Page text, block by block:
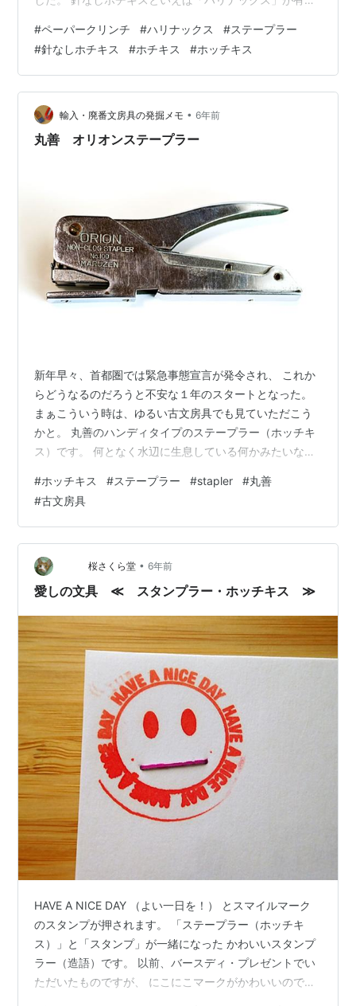
ト）」を購入しました。 www.kokuyo-st.co.jp 矢印状の
とじ穴が外れにくそうでいいなと思って買ったはいいも
のの、上手く扱うことができませんでした。 親指でレバ
ーを押し込む力が必要で、上手く押し込めなくて途中で
引っかかって失敗することが多かったです。 矢印状のと
じ穴が破けやすい 失敗…
#ペーパークリンチ #ハリナックス #ステープラー
#針なしホチキス #ホチキス #ホッチキス
輸入・廃番文房具の発掘メモ • 6年前
丸善 オリオンステープラー
新年早々、首都圏では緊急事態宣言が発令され、 これか
らどうなるのだろうと不安な１年のスタートとなった。
まぁこういう時は、ゆるい古文房具でも見ていただこう
かと。 丸善のハンディタイプのステープラー（ホッチキ
ス）です。 何となく水辺に生息している何かみたいな見
クワッと口を開けたようにも見えてくる。 PAT.APPは特
許出願中かな。 番号があるけど、該当の番号や関係しそ
うな特許が見つからなかったので ここに記載されている
特許は登録までいかなかったのかと。 「29」とか「31」
という数字は昭和の年号と思われるんので 昭和30年前半
に作られたものだろ…
#ホッチキス #ステープラー #stapler #丸善
#古文房具
桜さくら堂 • 6年前
愛しの文具 ≪ スタンプラー・ホッチキス ≫
HAVE A NICE DAY （よい一日を！） とスマイルマーク
のスタンプが押されます。 「ステープラー（ホッチキ
ス）」と「スタンプ」が一緒になった かわいいスタンプ
ラー（造語）です。 以前、バースディ・プレゼントでい
ただいたものですが、 にこにこマークがかわいいので、